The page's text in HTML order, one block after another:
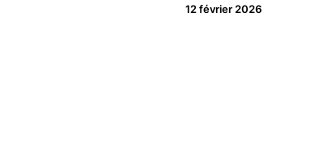
12 février 2026